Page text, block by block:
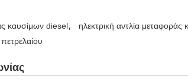
καυσίμων diesel, ηλεκτρική αντλία μεταφοράς